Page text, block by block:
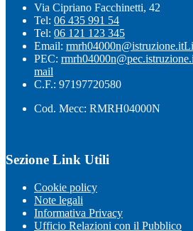
Via Cipriano Facchinetti, 42
Tel: 06 435 991 54
Tel: 06 121 123 345
Email: rmrh04000n@istruzione.it
PEC:
mail
C.F.: 97197720580
Cod. Mecc: RMRH04000N
Sezione Link Utili
Cookie policy
Note legali
Informativa Privacy
Ufficio Relazioni con il Pubblico